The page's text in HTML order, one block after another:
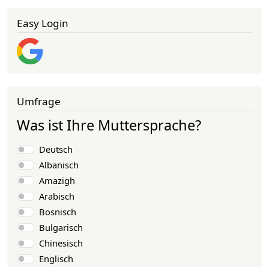
Easy Login
Umfrage
Was ist Ihre Muttersprache?
Auswahlmöglichkeiten
Deutsch
Albanisch
Amazigh
Arabisch
Bosnisch
Bulgarisch
Chinesisch
Englisch